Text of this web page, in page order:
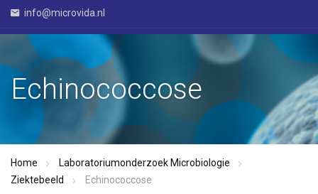
info@microvida.nl
Echinococcose
Home
Laboratoriumonderzoek Microbiologie
Ziektebeeld
Echinococcose